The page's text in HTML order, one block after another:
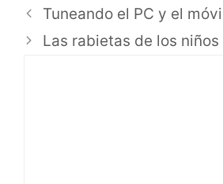
Tuneando el PC y el
Las rabietas de los niños